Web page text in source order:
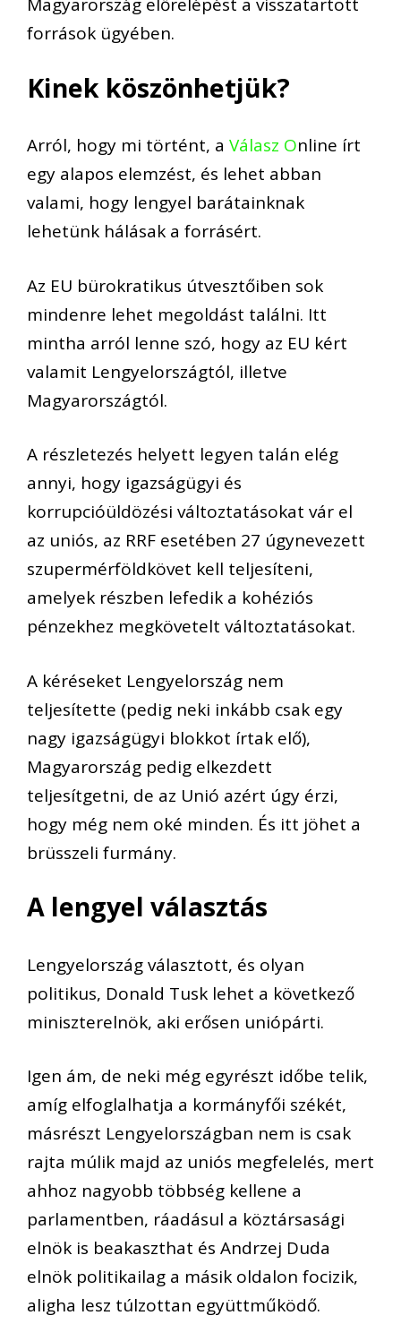
források ügyében.
Kinek köszönhetjük?
Arról, hogy mi történt, a Válasz Online írt
egy alapos elemzést, és lehet abban
valami, hogy lengyel barátainknak
lehetünk hálásak a forrásért.
Az EU bürokratikus útvesztőiben sok
mindenre lehet megoldást találni. Itt
mintha arról lenne szó, hogy az EU kért
valamit Lengyelországtól, illetve
Magyarországtól.
A részletezés helyett legyen talán elég
annyi, hogy igazságügyi és
korrupcióüldözési változtatásokat vár el
az uniós, az RRF esetében 27 úgynevezett
szupermérföldkövet kell teljesíteni,
amelyek részben lefedik a kohéziós
pénzekhez megkövetelt változtatásokat.
A kéréseket Lengyelország nem
teljesítette (pedig neki inkább csak egy
nagy igazságügyi blokkot írtak elő),
Magyarország pedig elkezdett
teljesítgetni, de az Unió azért úgy érzi,
hogy még nem oké minden. És itt jöhet a
brüsszeli furmány.
A lengyel választás
Lengyelország választott, és olyan
politikus, Donald Tusk lehet a következő
miniszterelnök, aki erősen uniópárti.
Igen ám, de neki még egyrészt időbe telik,
amíg elfoglalhatja a kormányfői székét,
másrészt Lengyelországban nem is csak
rajta múlik majd az uniós megfelelés, mert
ahhoz nagyobb többség kellene a
parlamentben, ráadásul a köztársasági
elnök is beakaszthat és Andrzej Duda
elnök politikailag a másik oldalon focizik,
aligha lesz túlzottan együttműködő.